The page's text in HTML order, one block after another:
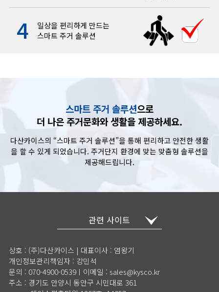
4
일상을 편리하게 만드는
스마트 주거 솔루션
스마트 주거 솔루션으로
더 나은 주거문화와 생활을 제공하세요.
다산카이스의 “스마트 주거 솔루션”을 통해 편리하고 안전한 생활
을 할 수 있게 되었습니다. 주거단지 환경에 맞는 맞춤형 솔루션을
제공해드립니다.
관련 사이트
상호 : (주)다산카이스 | 대표이사 : 염왕기
개인정보관리책임자 : 강민석
문의 : 070-4900-0539ㅣ이메일 : sales@kysco.kr
주소 : 경기도 안양시 동안구 시민대로 361